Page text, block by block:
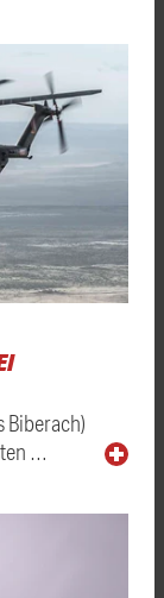
Biberach)
…